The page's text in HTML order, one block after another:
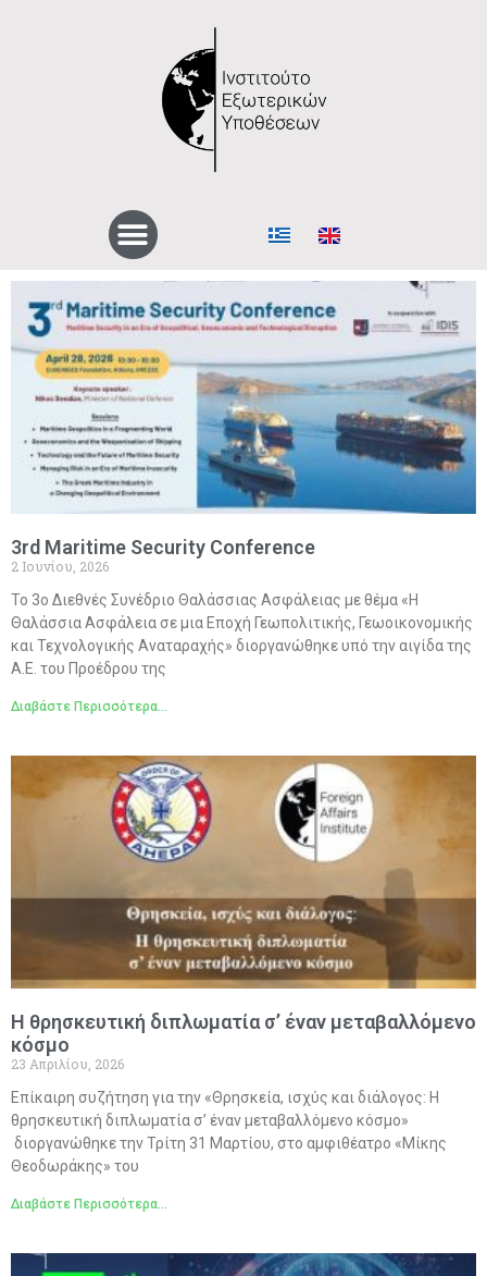
3rd Maritime Security Conference
2 Ιουνίου, 2026
Το 3ο Διεθνές Συνέδριο Θαλάσσιας Ασφάλειας με θέμα «Η
Θαλάσσια Ασφάλεια σε μια Εποχή Γεωπολιτικής, Γεωοικονομικής
και Τεχνολογικής Αναταραχής» διοργανώθηκε υπό την αιγίδα της
Α.Ε. του Προέδρου της
Διαβάστε Περισσότερα...
Η θρησκευτική διπλωματία σ’ έναν μεταβαλλόμενο
κόσμο
23 Απριλίου, 2026
Επίκαιρη συζήτηση για την «Θρησκεία, ισχύς και διάλογος: Η
θρησκευτική διπλωματία σ’ έναν μεταβαλλόμενο κόσμο»
διοργανώθηκε την Τρίτη 31 Μαρτίου, στο αμφιθέατρο «Μίκης
Θεοδωράκης» του
Διαβάστε Περισσότερα...